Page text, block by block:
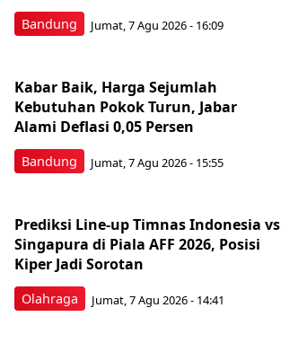
Bandung Jumat, 7 Agu 2026 - 16:09
Bandung
Kabar Baik, Harga Sejumlah
Kebutuhan Pokok Turun, Jabar
Alami Deflasi 0,05 Persen
Jumat, 7 Agu 2026 - 15:55
Olahraga
Prediksi Line-up Timnas Indonesia vs
Singapura di Piala AFF 2026, Posisi
Kiper Jadi Sorotan
Jumat, 7 Agu 2026 - 14:41